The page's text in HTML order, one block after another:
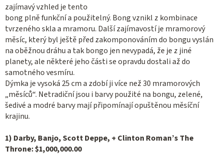
zajímavý vzhled je tento
bong plně funkční a použitelný. Bong vznikl z kombinace
tvrzeného skla a mramoru. Další zajímavostí je mramorový
měsíc, který byl ještě před zakomponováním do bongu vyslán
na oběžnou dráhu a tak bongo jen nevypadá, že je z jiné
planety, ale některé jeho části se opravdu dostali až do
samotného vesmíru.
Dýmka je vysoká 25 cm a zdobí ji více než 30 mramorových
„měsíců“. Netradiční jsou i barvy použité na bongu, zelené,
šedivé a modré barvy mají připomínají opuštěnou měsíční
krajinu.
1) Darby, Banjo, Scott Deppe, + Clinton Roman’s The
Throne: $1,000,000.00